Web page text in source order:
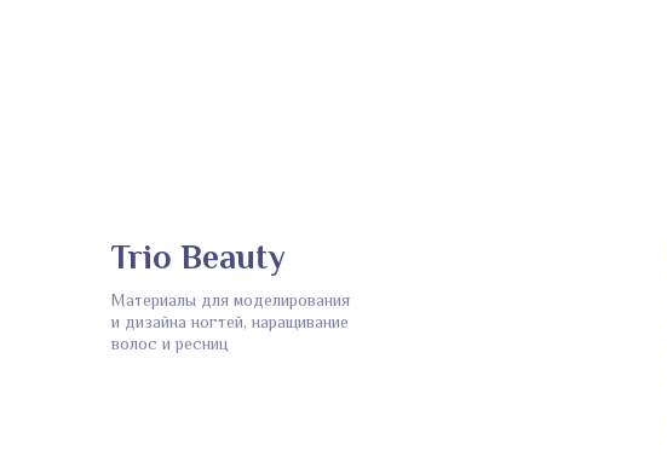
Материалы для моделирования
и дизайна ногтей, наращивание
волос и ресниц
Trio Beauty